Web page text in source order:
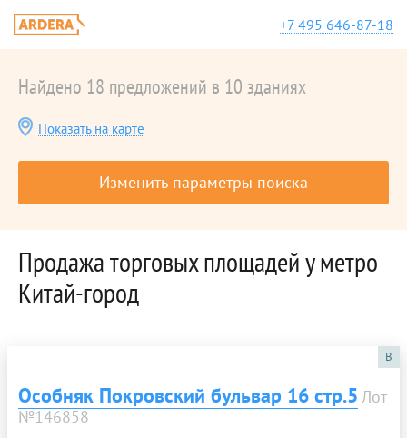
+7 495 646-87-18
Найдено 18 предложений в 10 зданиях
Показать на карте
Изменить параметры поиска
Продажа торговых площадей у метро
Китай-город
B
Особняк Покровский бульвар 16 стр.5 Лот
№146858